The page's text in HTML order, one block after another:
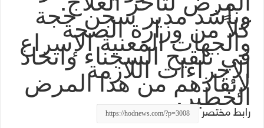
وناشد مدير سجن حجة
كلاً من وزارة الصحة
والجهات المعنية الإسراع
في تلقيح السجناء واتخاذ
الإجراءات اللازمة
لإنقاذهم من هذا المرض
الخطير. رابط مختصر